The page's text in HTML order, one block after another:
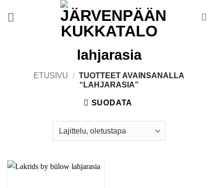
lahjarasia
ETUSIVU / TUOTTEET AVAINSANALLA
“LAHJARASIA”
SUODATA